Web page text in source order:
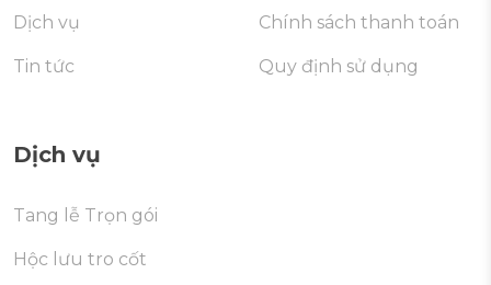
Dịch vụ
Tin tức
Chính sách thanh toán
Quy định sử dụng
Dịch vụ
Tang lễ Trọn gói
Hộc lưu tro cốt